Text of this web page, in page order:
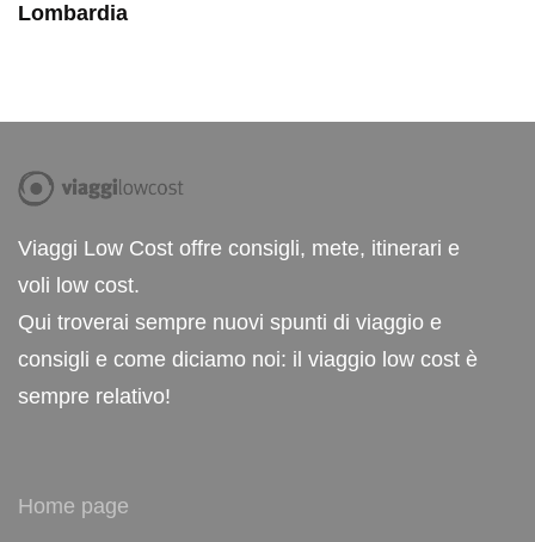
Lombardia
Viaggi Low Cost offre consigli, mete, itinerari e
voli low cost.
Qui troverai sempre nuovi spunti di viaggio e
consigli e come diciamo noi: il viaggio low cost è
sempre relativo!
Home page